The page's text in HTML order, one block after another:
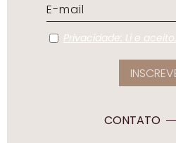
Privacidade: Li e aceito.
CONTATO